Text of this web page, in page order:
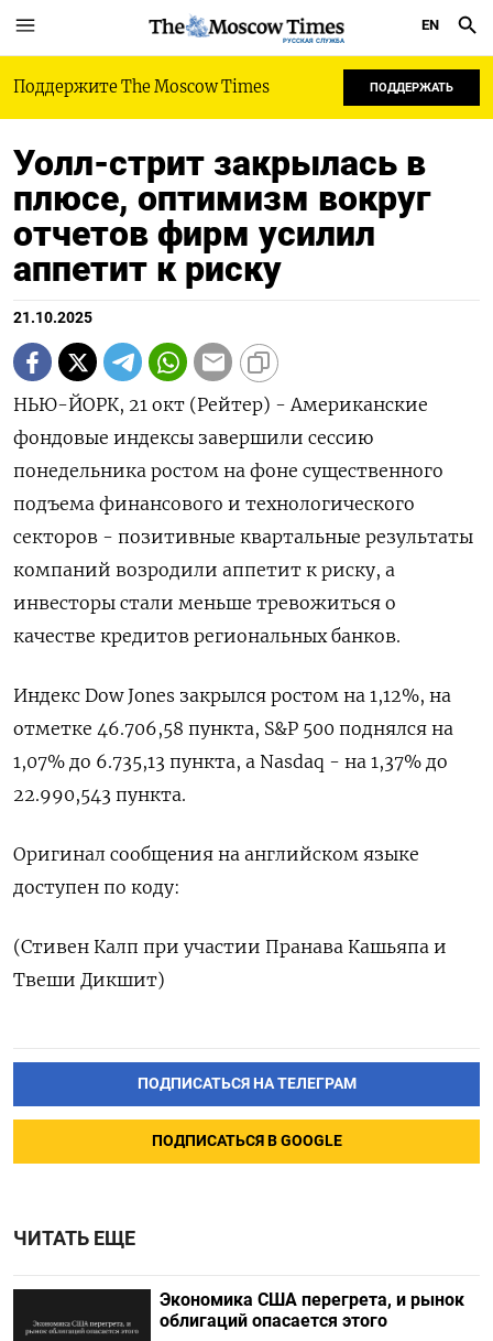
РУССКАЯ СЛУЖБА
EN
Поддержите The Moscow Times ПОДДЕРЖАТЬ
Уолл-стрит закрылась в
плюсе, оптимизм вокруг
отчетов фирм усилил
аппетит к риску
21.10.2025
НЬЮ-ЙОРК, 21 окт (Рейтер) - Американские
фондовые индексы завершили сессию
понедельника ростом на фоне существенного
подъема финансового и технологического
секторов - позитивные квартальные результаты
компаний возродили аппетит к риску, а
инвесторы стали меньше тревожиться о
качестве кредитов региональных банков.
Индекс Dow Jones закрылся ростом на 1,12%, на
отметке 46.706,58 пункта, S&P 500 поднялся на
1,07% до 6.735,13 пункта​, а ​Nasdaq - на 1,37% до
22.990,543 пункта​.
Оригинал сообщения на английском языке
доступен по коду:
(Стивен Калп при участии Пранава Кашьяпа и
Твеши Дикшит)
ПОДПИСАТЬСЯ НА ТЕЛЕГРАМ
ПОДПИСАТЬСЯ В GOOGLE
ЧИТАТЬ ЕЩЕ
Экономика США перегрета, и рынок
облигаций опасается этого